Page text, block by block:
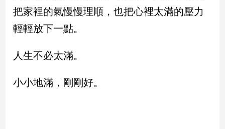
消
費
健
親
感
情
把家裡的氣慢慢理順，也把心裡太滿的壓力
輕輕放下一點。
人生不必太滿。
小小地滿，剛剛好。